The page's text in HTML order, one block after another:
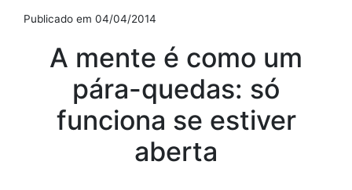
Publicado em 04/04/2014
A mente é como um
pára-quedas: só
funciona se estiver
aberta